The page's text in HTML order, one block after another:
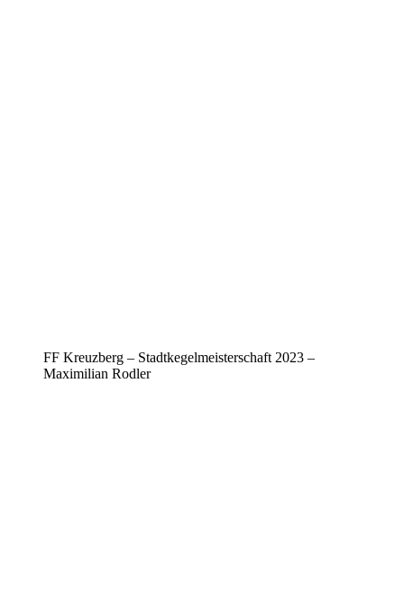
FF Kreuzberg – Stadtkegelmeisterschaft 2023 –
Maximilian Rodler